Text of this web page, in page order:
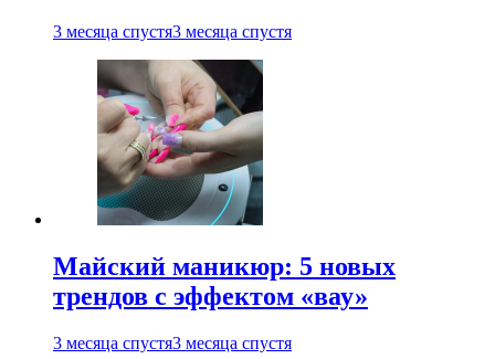
3 месяца спустя3 месяца спустя
Майский маникюр: 5 новых
трендов с эффектом «вау»
3 месяца спустя3 месяца спустя